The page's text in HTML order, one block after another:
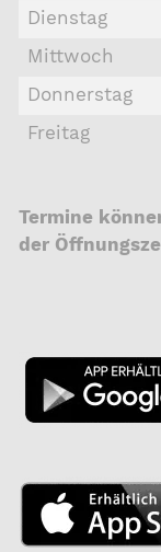
Dienstag
Mittwoch
Donnerstag
Freitag
Termine
der